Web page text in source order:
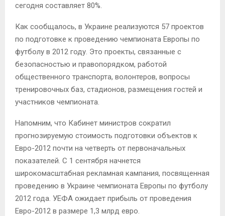
сегодня составляет 80%.
Как сообщалось, в Украине реализуются 57 проектов
по подготовке к проведению чемпионата Европы по
футболу в 2012 году. Это проекты, связанные с
безопасностью и правопорядком, работой
общественного транспорта, волонтеров, вопросы
тренировочных баз, стадионов, размещения гостей и
участников чемпионата.
Напомним, что Кабинет министров сократил
прогнозируемую стоимость подготовки объектов к
Евро-2012 почти на четверть от первоначальных
показателей. С 1 сентября начнется
широкомасштабная рекламная кампания, посвященная
проведению в Украине чемпионата Европы по футболу
2012 года. УЕФА ожидает прибыль от проведения
Евро-2012 в размере 1,3 млрд евро.